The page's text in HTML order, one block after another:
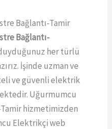
Bağlantı-Tamir
Bağlantı-
her türlü
İşinde uzman ve
ve güvenli elektrik
Uğurmumcu
hizmetimizden
Elektrikçi web